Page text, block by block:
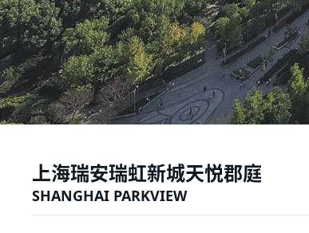
上海瑞安瑞虹新城天悦郡庭
SHANGHAI PARKVIEW